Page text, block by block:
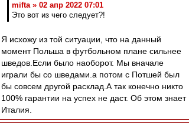
mifta » 02 апр 2022 07:01
Это вот из чего следует?!
Я исхожу из той ситуации, что на данный
момент Польша в футбольном плане сильнее
шведов.Если было наоборот. Мы вначале
играли бы со шведами.а потом с Потшей был
бы совсем другой расклад.А так конечно никто
100% гарантии на успех не даст. Об этом знает
Италия.